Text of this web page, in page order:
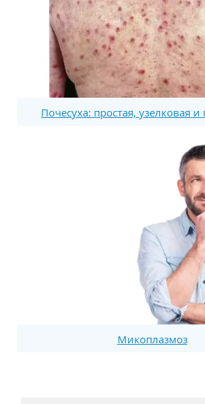
Почесуха: простая, узелковая
Микоплазмоз